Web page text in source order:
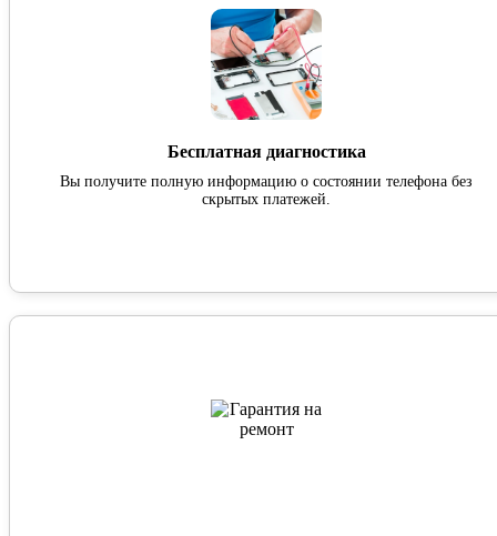
Бесплатная диагностика
Вы получите полную информацию о состоянии телефона без
скрытых платежей.